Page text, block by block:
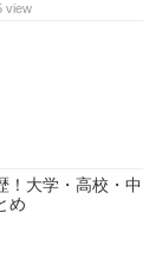
view
！大学・高校・中
め